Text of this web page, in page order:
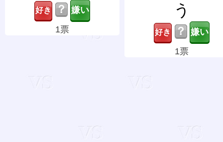
？
1票
う
？
1票